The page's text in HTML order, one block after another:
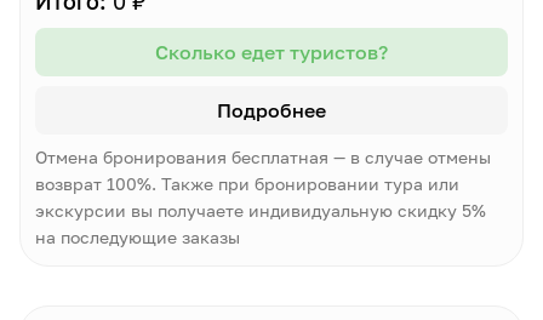
Сколько едет туристов?
Подробнее
Отмена бронирования бесплатная — в случае отмены
возврат 100%. Также при бронировании тура или
экскурсии вы получаете индивидуальную скидку 5%
на последующие заказы